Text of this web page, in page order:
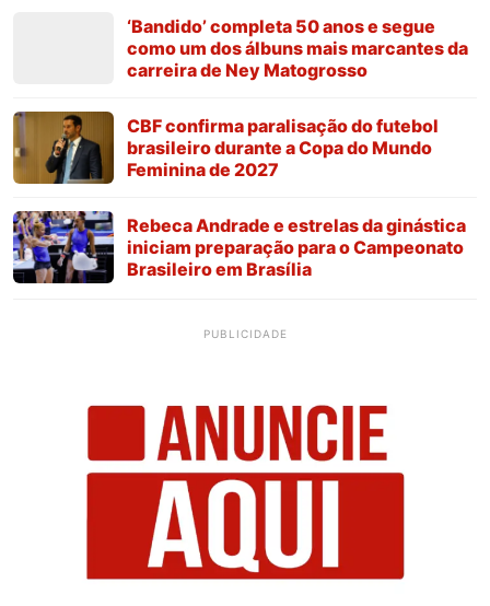
‘Bandido’ completa 50 anos e segue
como um dos álbuns mais marcantes da
carreira de Ney Matogrosso
CBF confirma paralisação do futebol
brasileiro durante a Copa do Mundo
Feminina de 2027
Rebeca Andrade e estrelas da ginástica
iniciam preparação para o Campeonato
Brasileiro em Brasília
PUBLICIDADE